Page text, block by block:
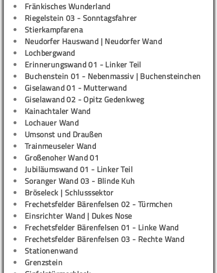
Fränkisches Wunderland
Riegelstein 03 - Sonntagsfahrer
Stierkampfarena
Neudorfer Hauswand | Neudorfer Wand
Lochbergwand
Erinnerungswand 01 - Linker Teil
Buchenstein 01 - Nebenmassiv | Buchensteinchen
Giselawand 01 - Mutterwand
Giselawand 02 - Opitz Gedenkweg
Kainachtaler Wand
Lochauer Wand
Umsonst und Draußen
Trainmeuseler Wand
Großenoher Wand 01
Jubiläumswand 01 - Linker Teil
Soranger Wand 03 - Blinde Kuh
Bröseleck | Schlusssektor
Frechetsfelder Bärenfelsen 02 - Türmchen
Einsrichter Wand | Dukes Nose
Frechetsfelder Bärenfelsen 01 - Linke Wand
Frechetsfelder Bärenfelsen 03 - Rechte Wand
Stationenwand
Grenzstein